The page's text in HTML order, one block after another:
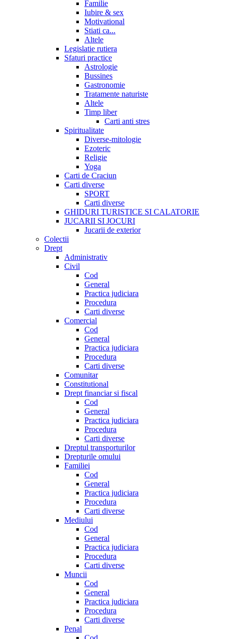
Familie
Iubire & sex
Motivational
Stiati ca...
Altele
Legislatie rutiera
Sfaturi practice
Astrologie
Bussines
Gastronomie
Tratamente naturiste
Altele
Timp liber
Carti anti stres
Spiritualitate
Diverse-mitologie
Ezoteric
Religie
Yoga
Carti de Craciun
Carti diverse
SPORT
Carti diverse
GHIDURI TURISTICE SI CALATORIE
JUCARII SI JOCURI
Jucarii de exterior
Colectii
Drept
Administrativ
Civil
Cod
General
Practica judiciara
Procedura
Carti diverse
Comercial
Cod
General
Practica judiciara
Procedura
Carti diverse
Comunitar
Constitutional
Drept financiar si fiscal
Cod
General
Practica judiciara
Procedura
Carti diverse
Dreptul transporturilor
Drepturile omului
Familiei
Cod
General
Practica judiciara
Procedura
Carti diverse
Mediului
Cod
General
Practica judiciara
Procedura
Carti diverse
Muncii
Cod
General
Practica judiciara
Procedura
Carti diverse
Penal